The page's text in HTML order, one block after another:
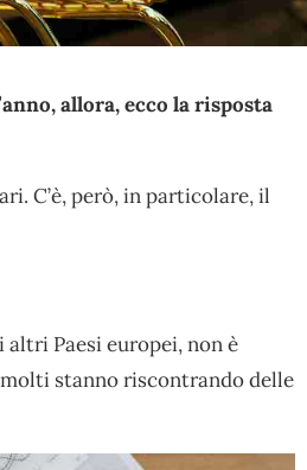
allora, ecco la risposta
C’è, però, in particolare, il
altri Paesi europei, non è
stanno riscontrando delle